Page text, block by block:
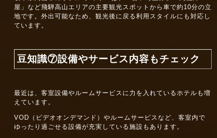
屋」など飛騨高山エリアの主要観光スポットから車で約10分の立
地です。外出可能なため、観光後に戻る利用スタイルにも対応し
ています。
豆知識⑦設備やサービス内容もチェック
最近は、客室設備やルームサービスに力を入れているホテルも増
えています。
VOD（ビデオオンデマンド）やルームサービスなど、客室内で
ゆったり過ごせる設備が充実している施設もあります。